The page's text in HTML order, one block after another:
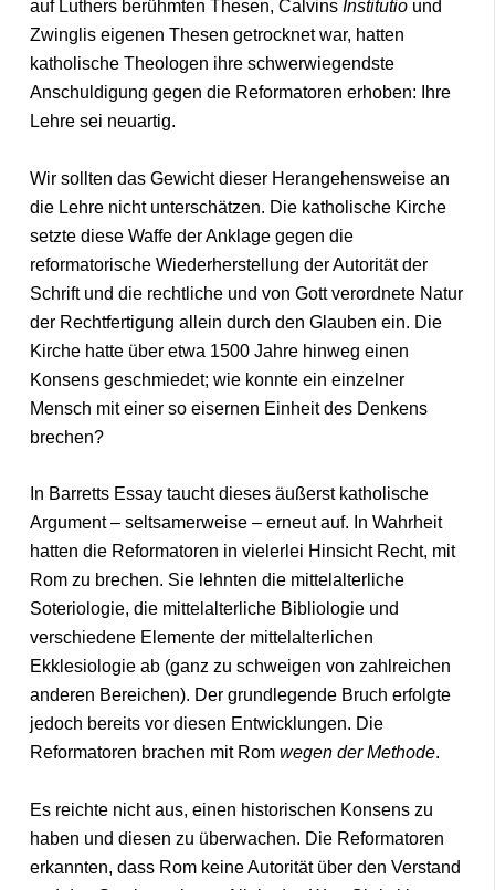
auf Luthers berühmten Thesen, Calvins Institutiound
Zwinglis eigenen Thesen getrocknet war, hatten
katholische Theologen ihre schwerwiegendste
Anschuldigung gegen die Reformatoren erhoben: Ihre
Lehre sei neuartig.
Wir sollten das Gewicht dieser Herangehensweise an
die Lehre nicht unterschätzen. Die katholische Kirche
setzte diese Waffe der Anklage gegen die
reformatorische Wiederherstellung der Autorität der
Schrift und die rechtliche und von Gott verordnete Natur
der Rechtfertigung allein durch den Glauben ein. Die
Kirche hatte über etwa 1500 Jahre hinweg einen
Konsens geschmiedet; wie konnte ein einzelner
Mensch mit einer so eisernen Einheit des Denkens
brechen?
In Barretts Essay taucht dieses äußerst katholische
Argument – seltsamerweise – erneut auf. In Wahrheit
hatten die Reformatoren in vielerlei Hinsicht Recht, mit
Rom zu brechen. Sie lehnten die mittelalterliche
Soteriologie, die mittelalterliche Bibliologie und
verschiedene Elemente der mittelalterlichen
Ekklesiologie ab (ganz zu schweigen von zahlreichen
anderen Bereichen). Der grundlegende Bruch erfolgte
jedoch bereits vor diesen Entwicklungen. Die
Reformatoren brachen mit Rom wegen der Methode.
Es reichte nicht aus, einen historischen Konsens zu
haben und diesen zu überwachen. Die Reformatoren
erkannten, dass Rom keine Autorität über den Verstand